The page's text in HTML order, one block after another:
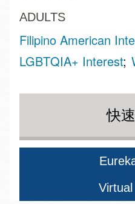
ADULTS
Filipino American
LGBTQIA+ Interest
快